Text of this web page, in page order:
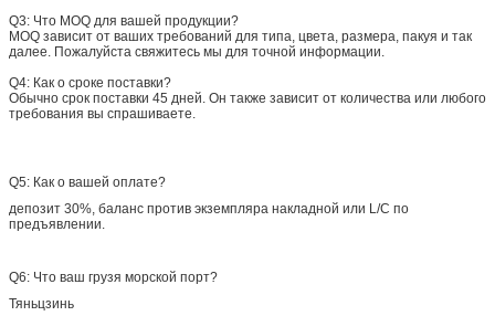
Q3: Что MOQ для вашей продукции?
MOQ зависит от ваших требований для типа, цвета, размера, пакуя и так
далее. Пожалуйста свяжитесь мы для точной информации.
Q4: Как о сроке поставки?
Обычно срок поставки 45 дней. Он также зависит от количества или любого
требования вы спрашиваете.
Q5: Как о вашей оплате?
депозит 30%, баланс против экземпляра накладной или L/C по
предъявлении.
Q6: Что ваш грузя морской порт?
Тяньцзинь